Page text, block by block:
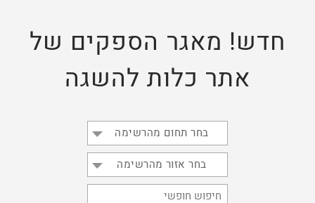
חדש! מאגר הספקים של
אתר כלות להשגה
בחר תחום מהרשימה
בחר אזור מהרשימה